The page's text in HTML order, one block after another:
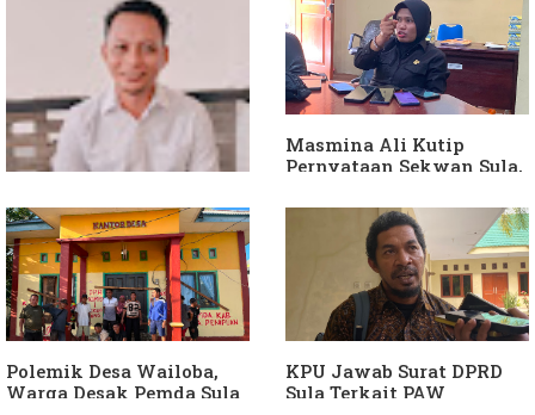
Dituding Jadikan
Bendahara Desa Wailoba
sebagai "ATM Berjalan",
Armin Soamole: Harus
Dibuktikan
Masmina Ali Kutip
Pernyataan Sekwan Sula,
Diduga Jadikan
Keponakan "ATM
Berjalan"
Polemik Desa Wailoba,
Warga Desak Pemda Sula
KPU Jawab Surat DPRD
Sula Terkait PAW